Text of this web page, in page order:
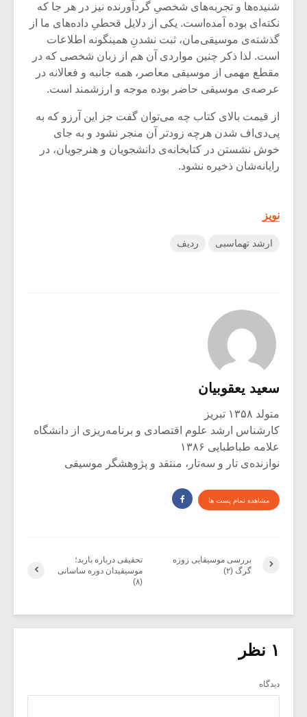
شنیده‌ها و تجربه‌های شخصیِ گردآورنده نیز در هر جا که
نکته‌ای بوده آمده‌است. یکی از دلایل قحطیِ داده‌های ما از
گذشته‌ی موسیقی‌مان، ثبت نشدنِ‌ همینگونه اطلاعات
است. لذا ذکر چنین مواردی آن هم از زبان شخصی که در
مقطع مهمی از موسیقی معاصر، همه جانبه و فعالانه در
عرصه‌ی موسیقی حاضر بوده موجه و ارزشمند است.
از قیمت بالای کتاب چه می‌توان گفت جز این آرزو که به
پی‌دی‌اف شدن هرچه زودتر آن منجر نشود و به جای
خوش نشستن در کتابخانه‌ی دانشجویان و هنرجویان، در
رایانه‌شان ذخیره نشود.
نویز
ارشد تهماسبی ردیف
سعید یعقوبیان
متولد ۱۳۵۸ تبریز
کارشناس ارشد علوم اقتصادی و برنامه‌ریزی از دانشگاه
علامه طباطبایی ۱۳۸۶
نوازنده‌ی تار و سه‌تار، منتقد و پژوهشگر موسیقی
مشاهده تمام پست ها
تحقیقی درباره باربد؛
موسیقیدان دوره ساسانی
(۸)
بررسی موسیقایی زوزه
گرگ (۲)
۱ نظر
دیدگاه